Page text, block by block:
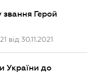
Герой
30.11.2021
України до